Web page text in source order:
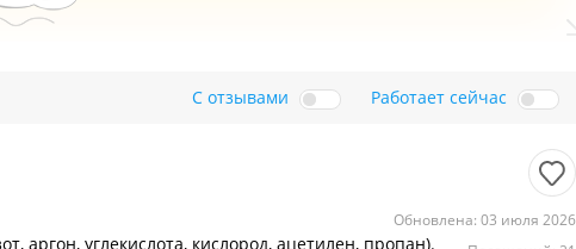
С отзывами Работает сейчас
Обновлена: 03 июля 2026
аргон, углекислота, кислород, ацетилен, пропан).